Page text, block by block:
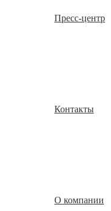
Пресс-центр
Контакты
О компании